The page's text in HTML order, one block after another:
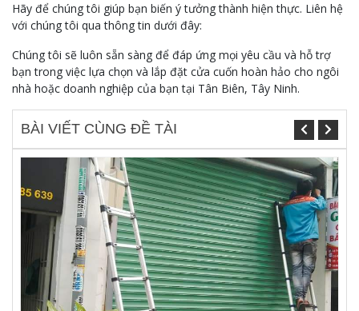
Hãy để chúng tôi giúp bạn biến ý tưởng thành hiện thực. Liên hệ
với chúng tôi qua thông tin dưới đây:
Chúng tôi sẽ luôn sẵn sàng để đáp ứng mọi yêu cầu và hỗ trợ
bạn trong việc lựa chọn và lắp đặt cửa cuốn hoàn hảo cho ngôi
nhà hoặc doanh nghiệp của bạn tại Tân Biên, Tây Ninh.
BÀI VIẾT CÙNG ĐỀ TÀI